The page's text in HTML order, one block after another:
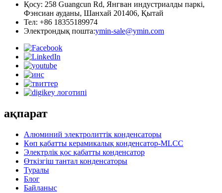
Қосу: 258 Guangcun Rd, Янгван индустриалды паркі,
Фэнсиан ауданы, Шанхай 201406, Қытай
Тел: +86 18355189974
Электрондық пошта:ymin-sale@ymin.com
ақпарат
Алюминий электролиттік конденсаторы
Көп қабатты керамикалық конденсатор-MLCC
Электрлік қос қабатты конденсатор
Өткізгіш тантал конденсаторы
Туралы
Блог
Байланыс